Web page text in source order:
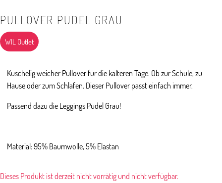
PULLOVER PUDEL GRAU
WIL Outlet
Kuschelig weicher Pullover für die kälteren Tage. Ob zur Schule, zu
Hause oder zum Schlafen. Dieser Pullover passt einfach immer.
Passend dazu die Leggings Pudel Grau!
Material: 95% Baumwolle, 5% Elastan
Dieses Produkt ist derzeit nicht vorrätig und nicht verfügbar.